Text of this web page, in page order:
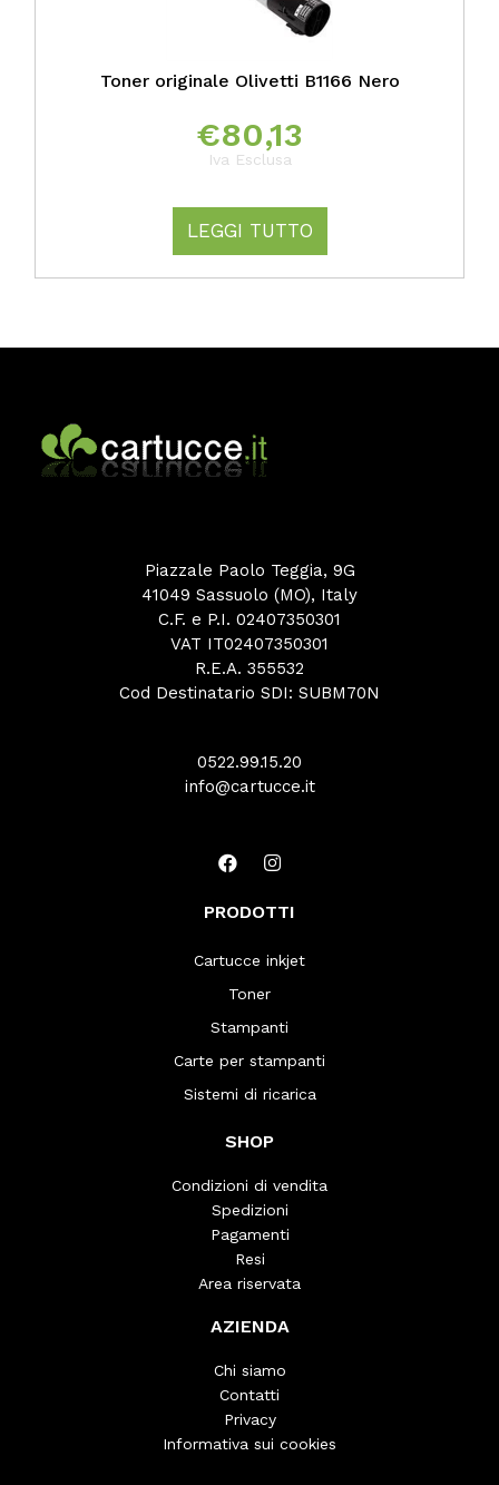
Toner originale Olivetti B1166 Nero
€80,13
Iva Esclusa
LEGGI TUTTO
Piazzale Paolo Teggia, 9G
41049 Sassuolo (MO), Italy
C.F. e P.I. 02407350301
VAT IT02407350301
R.E.A. 355532
Cod Destinatario SDI: SUBM70N
0522.99.15.20
info@cartucce.it
PRODOTTI
Cartucce inkjet
Toner
Stampanti
Carte per stampanti
Sistemi di ricarica
SHOP
Condizioni di vendita
Spedizioni
Pagamenti
Resi
Area riservata
AZIENDA
Chi siamo
Contatti
Privacy
Informativa sui cookies